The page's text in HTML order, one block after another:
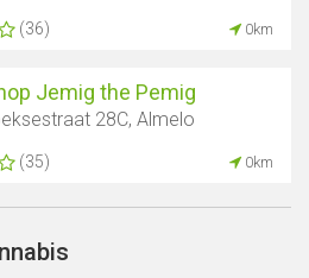
(36) 0km
Jemig the Pemig
28C, Almelo
(35) 0km